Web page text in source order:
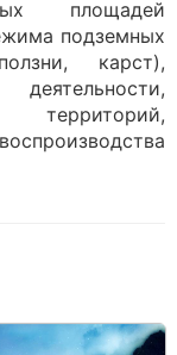
площадей
подземных
карст),